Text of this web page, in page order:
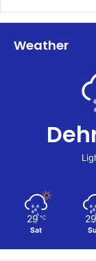
Weather
29 ℃
Sat
29